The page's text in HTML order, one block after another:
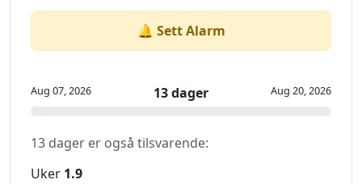
🔔 Sett Alarm
Aug 07, 2026 13 dager Aug 20, 2026
13 dager er også tilsvarende:
Uker 1.9